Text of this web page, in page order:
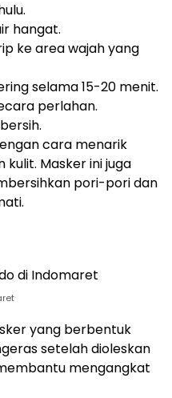
hangat.
ke area wajah yang
selama 15-20 menit.
perlahan.
cara menarik
Masker ini juga
pori-pori dan
yang berbentuk
setelah dioleskan
mengangkat